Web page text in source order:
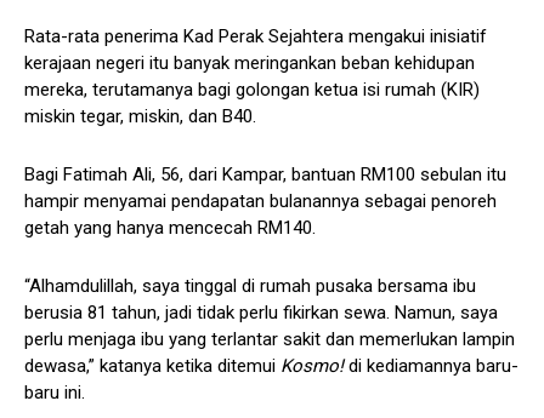
Rata-rata penerima Kad Perak Sejahtera mengakui inisiatif
kerajaan negeri itu banyak meringankan beban kehidupan
mereka, terutamanya bagi golongan ketua isi rumah (KIR)
miskin tegar, miskin, dan B40.
Bagi Fatimah Ali, 56, dari Kampar, bantuan RM100 sebulan itu
hampir menyamai pendapatan bulanannya sebagai penoreh
getah yang hanya mencecah RM140.
“Alhamdulillah, saya tinggal di rumah pusaka bersama ibu
berusia 81 tahun, jadi tidak perlu fikirkan sewa. Namun, saya
perlu menjaga ibu yang terlantar sakit dan memerlukan lampin
dewasa,” katanya ketika ditemui Kosmo!di kediamannya baru-
baru ini.